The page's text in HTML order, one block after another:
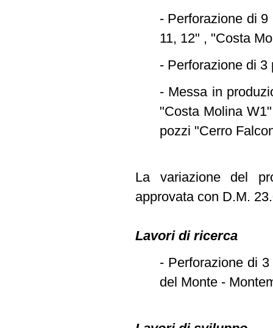
- Perforazione di
11, 12" , "Costa
- Perforazione di
- Messa in
"Costa Molina
pozzi "Cerro
La variazione del
approvata con D.M.
Lavori di ricerca
- Perforazione di
del Monte -